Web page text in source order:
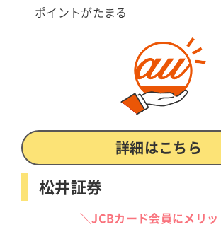
ポイントがたまる
詳細はこちら
松井証券
＼JCBカード会員にメリ